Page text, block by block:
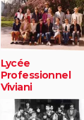
Lycée
Professionnel
Viviani